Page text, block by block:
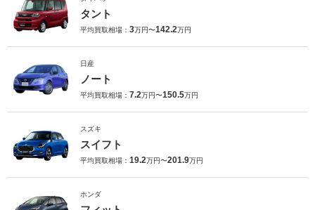
タント
平均買取相場： 3万円〜142.2万円
日産
ノート
平均買取相場： 7.2万円〜150.5万円
スズキ
スイフト
平均買取相場： 19.2万円〜201.9万円
ホンダ